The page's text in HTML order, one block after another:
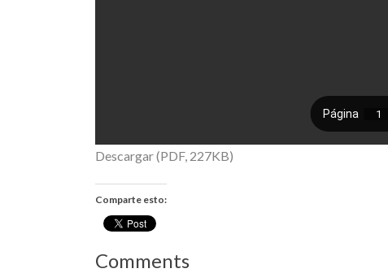
Descargar (PDF, 227KB)
Comparte esto:
Comments